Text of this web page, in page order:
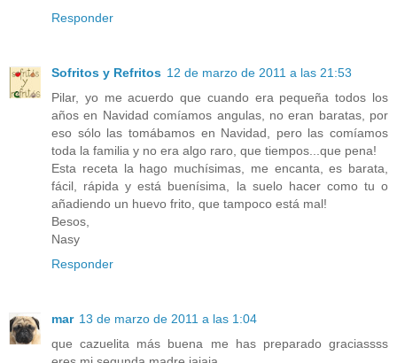
Responder
Sofritos y Refritos 12 de marzo de 2011 a las 21:53
Pilar, yo me acuerdo que cuando era pequeña todos los
años en Navidad comíamos angulas, no eran baratas, por
eso sólo las tomábamos en Navidad, pero las comíamos
toda la familia y no era algo raro, que tiempos...que pena!
Esta receta la hago muchísimas, me encanta, es barata,
fácil, rápida y está buenísima, la suelo hacer como tu o
añadiendo un huevo frito, que tampoco está mal!
Besos,
Nasy
Responder
mar 13 de marzo de 2011 a las 1:04
que cazuelita más buena me has preparado graciassss